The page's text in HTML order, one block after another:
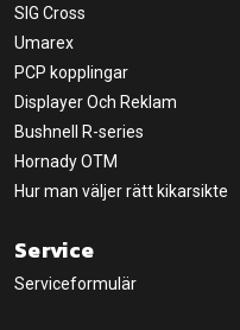
SIG Cross
Umarex
PCP kopplingar
Displayer Och Reklam
Bushnell R-series
Hornady OTM
Hur man väljer rätt kikarsikte
Service
Serviceformulär